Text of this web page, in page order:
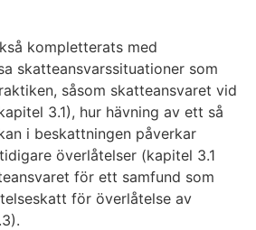
kompletterats med
skatteansvarssituationer som
såsom skatteansvaret vid
3.1), hur hävning av ett så
i beskattningen påverkar
överlåtelser (kapitel 3.1
för ett samfund som
för överlåtelse av